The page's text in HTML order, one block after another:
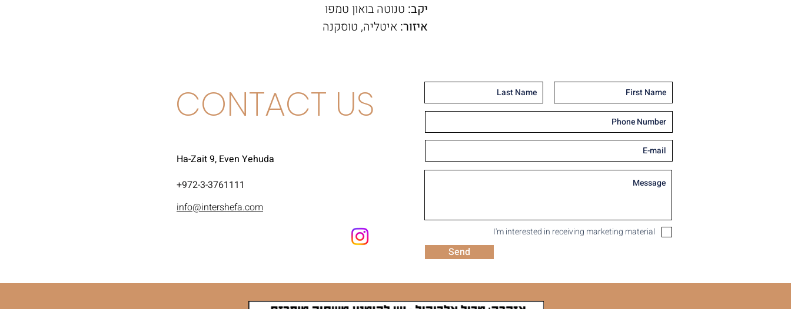
יקב: טנוטה בואון טמפו
איזור: איטליה, טוסקנה
CONTACT US
Ha-Zait 9, Even Yehuda
972-3-3761111+
info@intershefa.com
I'm interested in receiving marketing material
Send